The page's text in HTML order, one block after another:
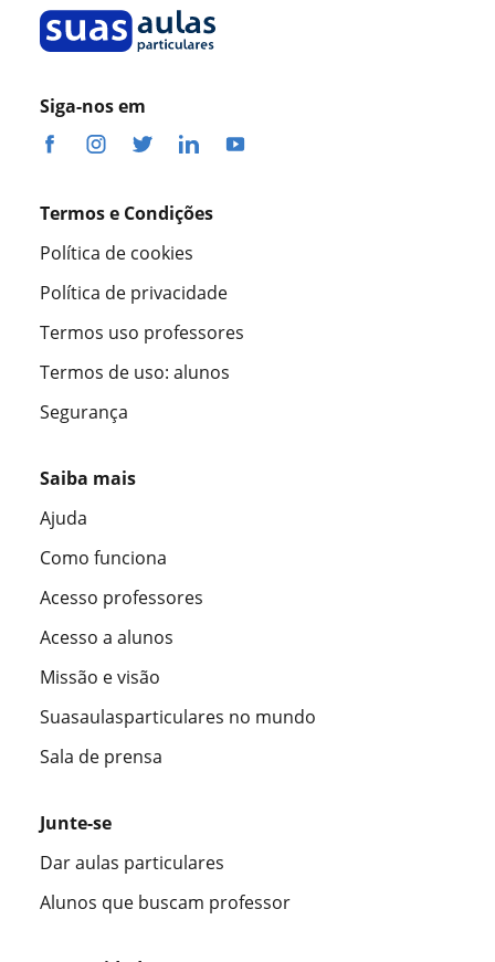
Siga-nos em
Termos e Condições
Política de cookies
Política de privacidade
Termos uso professores
Termos de uso: alunos
Segurança
Saiba mais
Ajuda
Como funciona
Acesso professores
Acesso a alunos
Missão e visão
Suasaulasparticulares no mundo
Sala de prensa
Junte-se
Dar aulas particulares
Alunos que buscam professor